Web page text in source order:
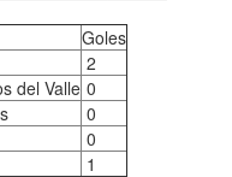
Goles
2
del Valle 0
0
0
1